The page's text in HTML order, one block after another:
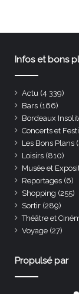
Infos et bons
Actu (4 339)
Bars (166)
Bordeaux
Concerts et
Les Bons Plans
Loisirs (810)
Musée et
Reportages (6)
Shopping (255)
Sortir (289)
Théâtre et
Voyage (27)
Propulsé par